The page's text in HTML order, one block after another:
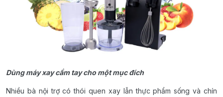
Dùng máy xay cầm tay cho một mục đích
Nhiều bà nội trợ có thói quen xay lẫn thực phẩm sống và chín